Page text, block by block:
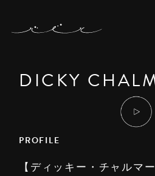
DICKY
PROFILE
【ディッキー・チャルマ